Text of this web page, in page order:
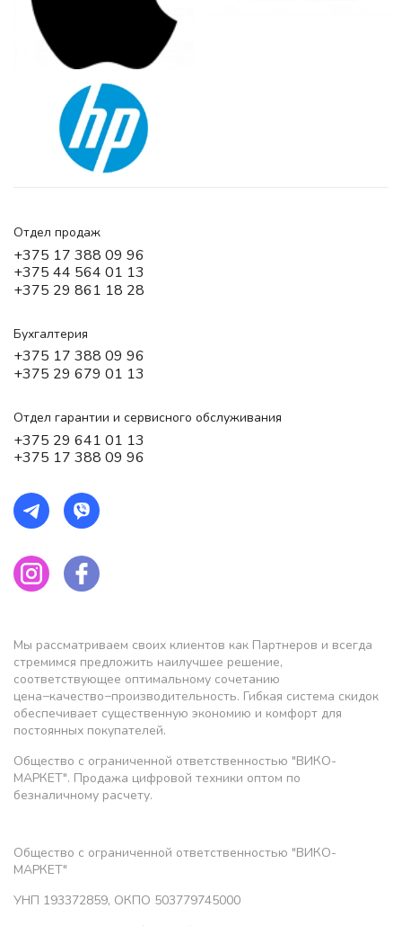
Отдел продаж
+375 17 388 09 96
+375 44 564 01 13
+375 29 861 18 28
Бухгалтерия
+375 17 388 09 96
+375 29 679 01 13
Отдел гарантии и сервисного обслуживания
+375 29 641 01 13
+375 17 388 09 96
Мы рассматриваем своих клиентов как Партнеров и всегда
стремимся предложить наилучшее решение,
соответствующее оптимальному сочетанию
цена−качество−производительность. Гибкая система скидок
обеспечивает существенную экономию и комфорт для
постоянных покупателей.
Общество с ограниченной ответственностью "ВИКО-
МАРКЕТ". Продажа цифровой техники оптом по
безналичному расчету.
Общество с ограниченной ответственностью "ВИКО-
МАРКЕТ"
УНП 193372859, ОКПО 503779745000